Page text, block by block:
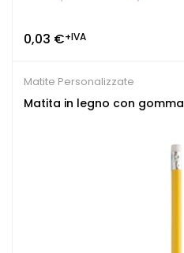
0,03 €+IVA
Matite Personalizzate
Matita in legno con gomma